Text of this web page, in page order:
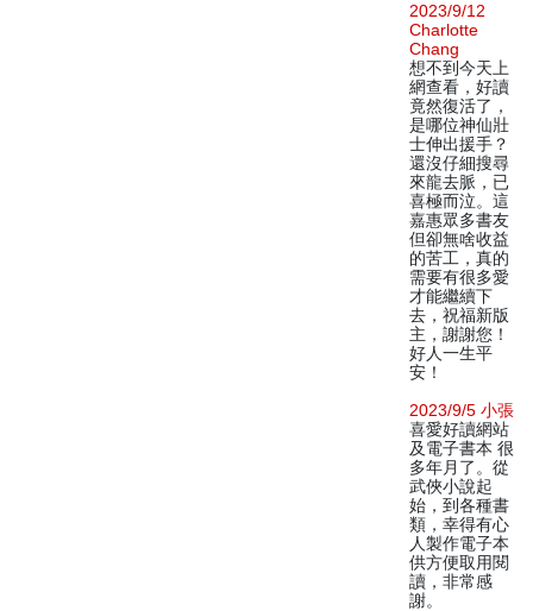
2023/9/12
Charlotte
Chang
想不到今天上
網查看，好讀
竟然復活了，
是哪位神仙壯
士伸出援手？
還沒仔細搜尋
來龍去脈，已
喜極而泣。這
嘉惠眾多書友
但卻無啥收益
的苦工，真的
需要有很多愛
才能繼續下
去，祝福新版
主，謝謝您！
好人一生平
安！
2023/9/5 小張
喜愛好讀網站
及電子書本 很
多年月了。從
武俠小說起
始，到各種書
類，幸得有心
人製作電子本
供方便取用閱
讀，非常感
謝。